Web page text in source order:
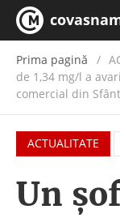
Prima pagină
de 1,34 mg/l a
comercial din
ACTUALITATE
Un